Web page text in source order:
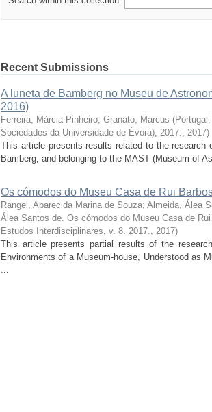
Recent Submissions
A luneta de Bamberg no Museu de
2016)
Ferreira, Márcia Pinheiro; Granato, Marcus (
Sociedades da Universidade de Évora), 2017., 2017)
This article presents results related to the research
Bamberg, and belonging to the MAST (Museum of
Os cómodos do Museu Casa de Rui
Rangel, Aparecida Marina de Souza; Almeida, Álea
Álea Santos de. Os cómodos do Museu Casa de
Estudos Interdisciplinares, v. 8. 2017., 2017)
This article presents partial results of the
Environments of a Museum-house, Understood as
...